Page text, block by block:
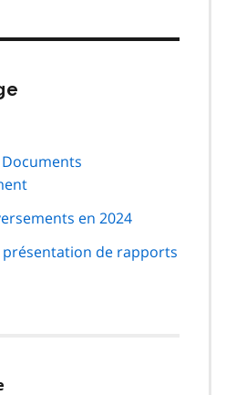
page
Documents
en 2024
présentation de rapports